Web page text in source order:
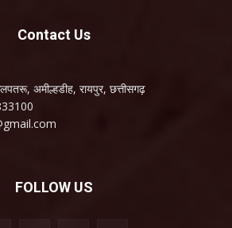
Contact Us
अमील्हडीह, रायपुर, छत्तीसगढ़
FOLLOW US